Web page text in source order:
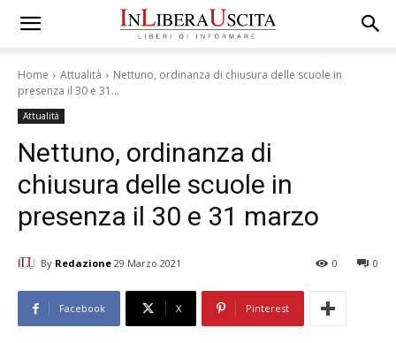
Home Attualità
Nettuno, ordinanza di chiusura delle scuole in
presenza il 30 e 31...
Attualità
Nettuno, ordinanza di
chiusura delle scuole in
presenza il 30 e 31 marzo
By Redazione 29 Marzo 2021 0
0
Facebook X Pinterest